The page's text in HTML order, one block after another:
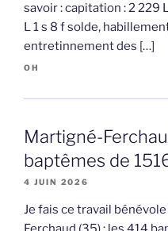
savoir : capitation : 2 229
L 1 s 8 f solde,
entretinnement des […]
OH
Martigné-
baptêmes de
4 JUIN 2026
Je fais ce travail